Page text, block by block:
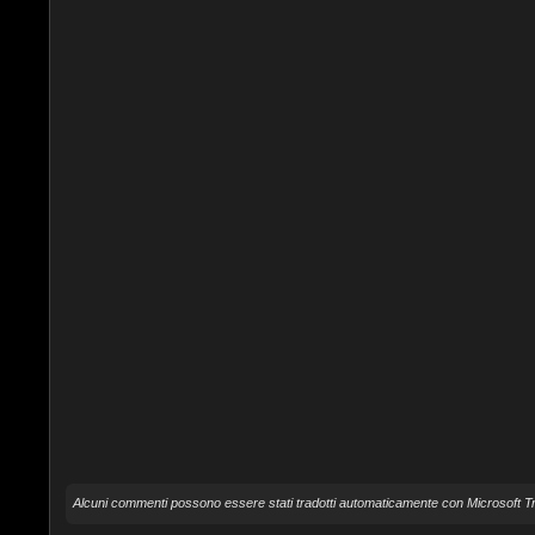
Alcuni commenti possono essere stati tradotti automaticamente con Microsoft